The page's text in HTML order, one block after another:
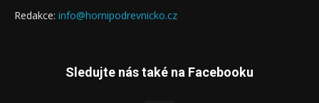
Redakce: info@hornipodrevnicko.cz
Sledujte nás také na Facebooku